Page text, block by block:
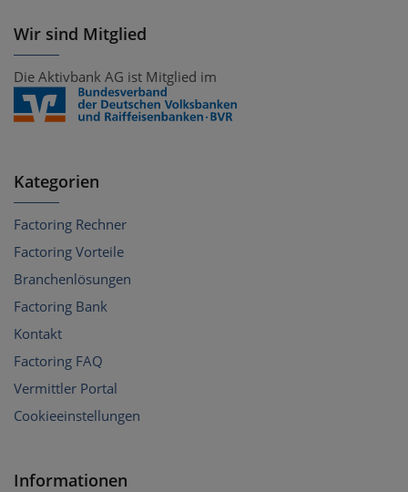
Wir sind Mitglied
Die Aktivbank AG ist Mitglied im
Kategorien
Factoring Rechner
Factoring Vorteile
Branchenlösungen
Factoring Bank
Kontakt
Factoring FAQ
Vermittler Portal
Cookieeinstellungen
Informationen